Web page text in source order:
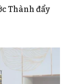
Thành đẩy